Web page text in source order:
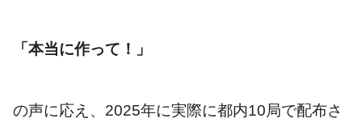
「本当に作って！」
の声に応え、2025年に実際に都内10局で配布さ